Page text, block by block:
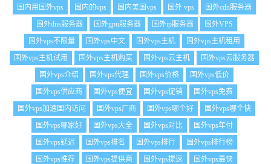
国内用国外vps
国内的vps 国内美国vps 国外 vps
国外cdn服务器
国外dns服务器
国外gpu服务器 国外ip服务器
国外VPS
国外vps不限量
国外vps中文 国外vps主机
国外vps主机租用
国外vps主机试用
国外vps主机购买 国外vps云主机
国外vps云服务器
国外vps介绍
国外vps代理 国外vps价格
国外vps低价
国外vps供应商
国外vps便宜 国外vps促销
国外vps免费
国外vps加速国内访问
国外vps厂商 国外vps哪个好
国外vps哪个快
国外vps哪家好
国外vps大全 国外vps对比
国外vps年付
国外vps延迟
国外vps排名 国外vps排行
国外vps排行榜
国外vps推荐
国外vps提供商 国外vps提速
国外vps最快